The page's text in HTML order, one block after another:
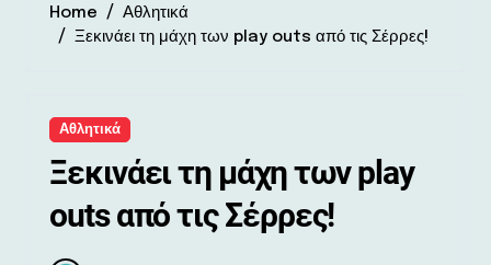
Home
Αθλητικά
Ξεκινάει τη μάχη των play outs από τις Σέρρες!
Αθλητικά
Ξεκινάει τη μάχη των play
outs από τις Σέρρες!